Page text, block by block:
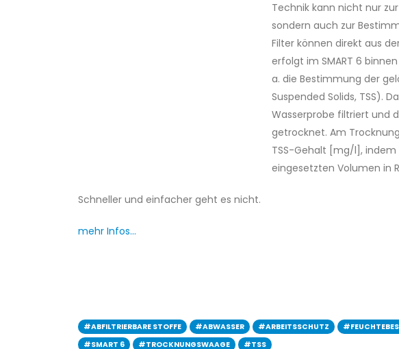
Technik kann nicht nur
sondern auch zur
Filter können direkt aus
erfolgt im SMART 6
a. die Bestimmung der
Suspended Solids, TSS).
Wasserprobe filtriert und
getrocknet. Am
TSS-Gehalt [mg/l],
eingesetzten Volumen in
Schneller und einfacher geht es nicht.
mehr Infos…
#ABFILTRIERBARE STOFFE #ABWASSER #ARBEITSSCHUTZ
#SMART 6
#TROCKNUNGSWAAGE #TSS